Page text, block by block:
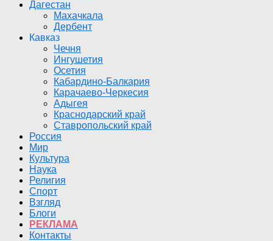
Дагестан
Махачкала
Дербент
Кавказ
Чечня
Ингушетия
Осетия
Кабардино-Балкария
Карачаево-Черкесия
Адыгея
Краснодарский край
Ставропольский край
Россия
Мир
Культура
Наука
Религия
Спорт
Взгляд
Блоги
РЕКЛАМА
Контакты